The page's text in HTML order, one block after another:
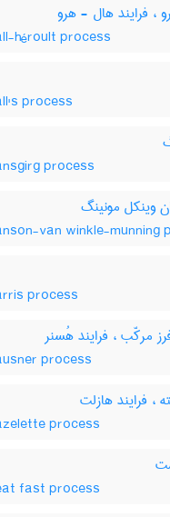
، فرایند هال - هرو
héroult process
process
process
وینکل مونینگ
van winkle-munning
process
مرکّب ، فرایند هُسنر
process
، فرایند هازلت
process
fast process